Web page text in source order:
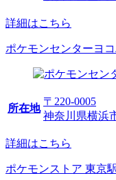
詳細はこちら
ポケモンセンターヨ
所在地
〒220-0005
神奈川県横浜
詳細はこちら
ポケモンストア 東京